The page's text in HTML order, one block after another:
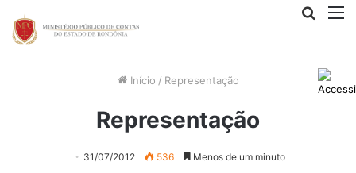
Início / Representação
Representação
31/07/2012 536 Menos de um minuto